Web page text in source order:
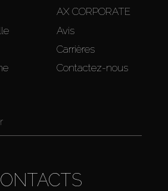
AX CORPORATE
Avis
Carrières
Contactez-nous